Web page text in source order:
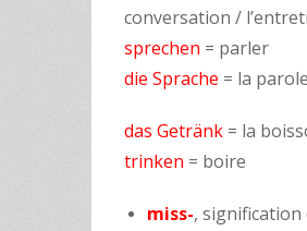
conversation /
sprechen = parler
die Sprache = la parole
das Getränk = la
trinken = boire
miss-, signification